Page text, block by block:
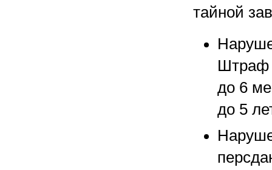
тайной
Штраф
до 6
до 5